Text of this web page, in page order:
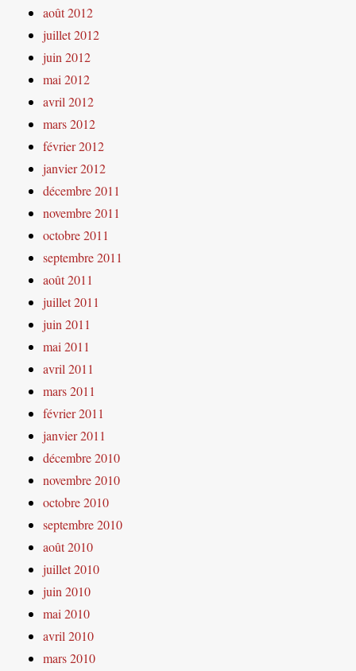
août 2012
juillet 2012
juin 2012
mai 2012
avril 2012
mars 2012
février 2012
janvier 2012
décembre 2011
novembre 2011
octobre 2011
septembre 2011
août 2011
juillet 2011
juin 2011
mai 2011
avril 2011
mars 2011
février 2011
janvier 2011
décembre 2010
novembre 2010
octobre 2010
septembre 2010
août 2010
juillet 2010
juin 2010
mai 2010
avril 2010
mars 2010